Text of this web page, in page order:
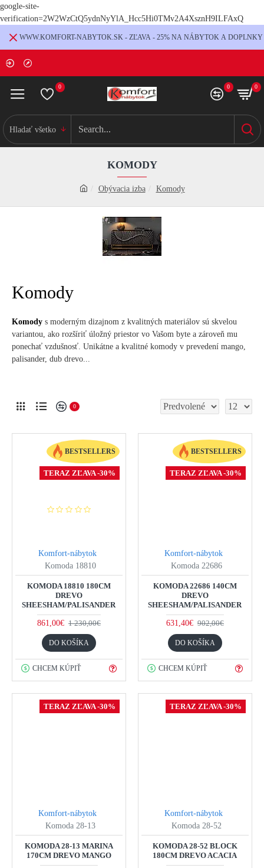
google-site-
verification=2W2WzCtQ5ydnNyYlA_Hcc5Hi0TMv2A4XsznH9ILFAxQ
WWW.KOMFORT-NABYTOK.SK - ZĽAVA - 25% NA NÁBYTOK A DOPLNKY
0 0 0
Hladať všetko
Obývacia izba Komody
KOMODY
Komody
Komody s moderným dizajnom z kvalitných materiálov sú skvelou
variantou, ako rozšíriť úložný priestor vo Vašom byte a zároveň mu
ponechať vzdušnosť. Unikátne a kvalitné komody v prevedení mango,
palisander, dub drevo...
0
BESTSELLERS
TERAZ ZĽAVA -30%
Komfort-nábytok
Komoda 18810
KOMODA 18810 180CM
DREVO
SHEESHAM/PALISANDER
861,00€ 1 230,00€
DO KOŠÍKA
CHCEM KÚPIŤ
BESTSELLERS
TERAZ ZĽAVA -30%
Komfort-nábytok
Komoda 22686
KOMODA 22686 140CM
DREVO
SHEESHAM/PALISANDER
631,40€ 902,00€
DO KOŠÍKA
CHCEM KÚPIŤ
TERAZ ZĽAVA -30%
Komfort-nábytok
Komoda 28-13
KOMODA 28-13 MARINA
170CM DREVO MANGO
TERAZ ZĽAVA -30%
Komfort-nábytok
Komoda 28-52
KOMODA 28-52 BLOCK
180CM DREVO ACACIA